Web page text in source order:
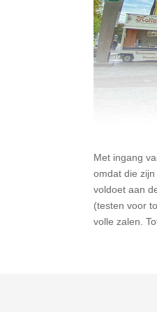
Met ingang
omdat die
voldoet aan
(testen voor
volle zalen.